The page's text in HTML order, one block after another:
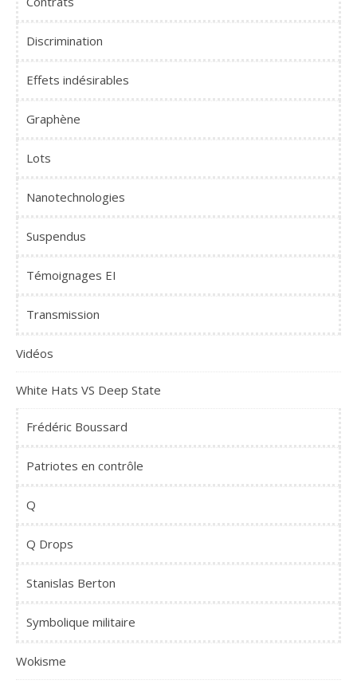
Discrimination
Effets indésirables
Graphène
Lots
Nanotechnologies
Suspendus
Témoignages EI
Transmission
Vidéos
White Hats VS Deep State
Frédéric Boussard
Patriotes en contrôle
Q
Q Drops
Stanislas Berton
Symbolique militaire
Wokisme